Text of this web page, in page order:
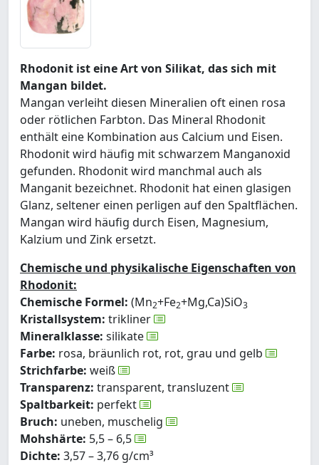
Rhodonit ist eine Art von Silikat, das sich mit
Mangan bildet.
Mangan verleiht diesen Mineralien oft einen rosa
oder rötlichen Farbton. Das Mineral Rhodonit
enthält eine Kombination aus Calcium und Eisen.
Rhodonit wird häufig mit schwarzem Manganoxid
gefunden. Rhodonit wird manchmal auch als
Manganit bezeichnet. Rhodonit hat einen glasigen
Glanz, seltener einen perligen auf den Spaltflächen.
Mangan wird häufig durch Eisen, Magnesium,
Kalzium und Zink ersetzt.
Chemische und physikalische Eigenschaften von
Rhodonit:
Chemische Formel: (Mn2+Fe2+Mg,Ca)SiO3
Kristallsystem: trikliner
Mineralklasse: silikate
Farbe: rosa, bräunlich rot, rot, grau und gelb
Strichfarbe: weiß
Transparenz: transparent, transluzent
Spaltbarkeit: perfekt
Bruch: uneben, muschelig
Mohshärte: 5,5 – 6,5
Dichte: 3,57 – 3,76 g/cm³